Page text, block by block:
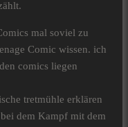
mal soviel zu
Comic wissen. ich
comics liegen
tretmühle erklären
dem Kampf mit dem